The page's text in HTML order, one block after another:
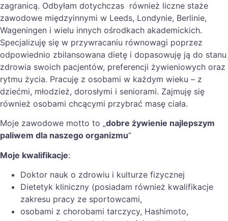
zagranicą. Odbyłam dotychczas również liczne staże
zawodowe międzyinnymi w Leeds, Londynie, Berlinie,
Wageningen i wielu innych ośrodkach akademickich.
Specjalizuję się w przywracaniu równowagi poprzez
odpowiednio zbilansowana dietę i dopasowuję ją do stanu
zdrowia swoich pacjentów, preferencji żywieniowych oraz
rytmu życia. Pracuję z osobami w każdym wieku – z
dziećmi, młodzież, dorosłymi i seniorami. Zajmuję się
również osobami chcącymi przybrać masę ciała.
Moje zawodowe motto to „dobre żywienie najlepszym
paliwem dla naszego organizmu”
Moje kwalifikacje:
Doktor nauk o zdrowiu i kulturze fizycznej
Dietetyk kliniczny (posiadam również kwalifikacje
zakresu pracy ze sportowcami,
osobami z chorobami tarczycy, Hashimoto,